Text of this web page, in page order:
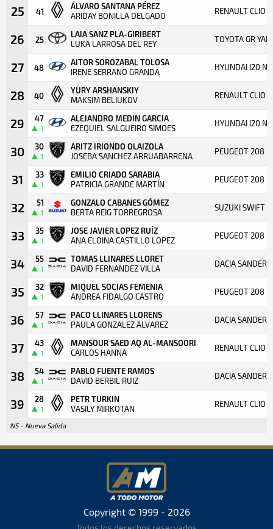
25 41
ÁLVARO SANTANA PÉREZ
ARIDAY BONILLA DELGADO RENAULT CLIO
26 25
LAIA SANZ PLA-GIRIBERT
LUKA LARROSA DEL REY TOYOTA GR
27 48
AITOR SOROZABAL TOLOSA
IRENE SERRANO GRANDA HYUNDAI I20 N
28 40
YURY ARSHANSKIY
MAKSIM BELIUKOV RENAULT CLIO
29 47
1
ALEJANDRO MEDIN GARCIA
EZEQUIEL SALGUEIRO SIMOES HYUNDAI I20 N
30 30
1
ARITZ IRIONDO OLAIZOLA
JOSEBA SANCHEZ ARRUABARRENA PEUGEOT 208
31 33
1
EMILIO CRIADO SARABIA
PATRICIA GRANDE MARTÍN PEUGEOT 208
32 51
1
GONZALO CABANES GÓMEZ
BERTA REIG TORREGROSA SUZUKI SWIFT
33 35
1
JOSE JAVIER LOPEZ RUÍZ
ANA ELOINA CASTILLO LOPEZ PEUGEOT 208
34 55
1
TOMAS LLINARES LLORET
DAVID FERNANDEZ VILLA DACIA
35 32
1
MIQUEL SOCIAS FEMENIA
ANDREA FIDALGO CASTRO PEUGEOT 208
36 57
1
PACO LLINARES LLORENS
PAULA GONZALEZ ALVAREZ DACIA
37 43
1
MANSOUR SAED AQ AL-MANSOORI
CARLOS HANNA RENAULT CLIO
38 54
1
PABLO FUENTE RAMOS
DAVID BERBIL RUIZ DACIA
39 28
1
PETR TURKIN
VASILY MIRKOTAN RENAULT CLIO
NS - Nueva Salida
Copyright © 1999 - 2026